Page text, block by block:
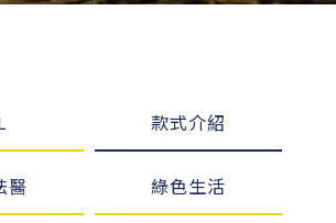
款式介紹
醫 綠色生活